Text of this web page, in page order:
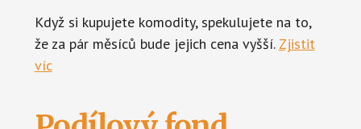
Když si kupujete komodity, spekulujete na to,
že za pár měsíců bude jejich cena vyšší. Zjistit
víc